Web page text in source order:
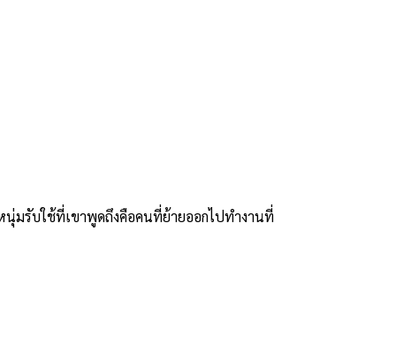
รับใช้ที่เขาพูดถึงคือคนที่ย้ายออกไปทำงานที่